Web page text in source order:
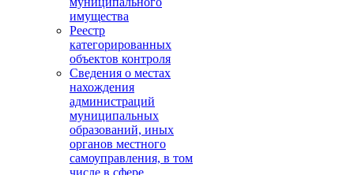
имущества
Реестр
категорированных
объектов контроля
Сведения о местах
нахождения
администраций
муниципальных
образований, иных
органов местного
самоуправления, в том
числе в сфере